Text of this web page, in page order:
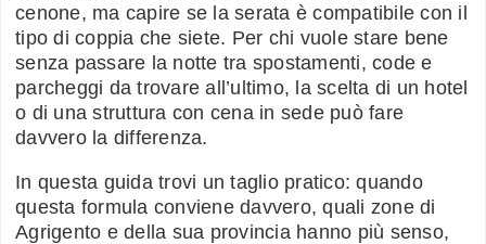
cenone, ma capire se la serata è compatibile con il
tipo di coppia che siete. Per chi vuole stare bene
senza passare la notte tra spostamenti, code e
parcheggi da trovare all’ultimo, la scelta di un hotel
o di una struttura con cena in sede può fare
davvero la differenza.
In questa guida trovi un taglio pratico: quando
questa formula conviene davvero, quali zone di
Agrigento e della sua provincia hanno più senso,